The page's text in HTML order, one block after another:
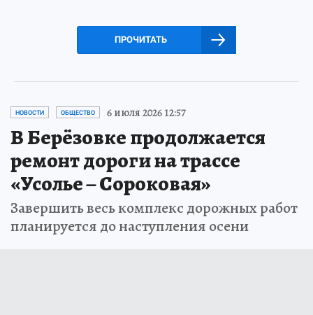
ПРОЧИТАТЬ
НОВОСТИ ОБЩЕСТВО 6 июля 2026 12:57
В Берёзовке продолжается
ремонт дороги на трассе
«Усолье – Сороковая»
Завершить весь комплекс дорожных работ
планируется до наступления осени